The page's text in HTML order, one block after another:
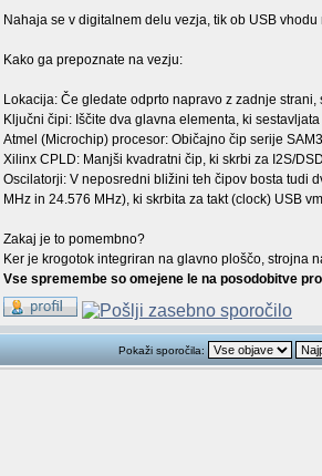
Nahaja se v digitalnem delu vezja, tik ob USB
Kako ga prepoznate na vezju:
Lokacija: Če gledate odprto napravo z zadnje
Ključni čipi: Iščite dva glavna elementa, ki
Atmel (Microchip) procesor: Običajno čip serije
Xilinx CPLD: Manjši kvadratni čip, ki skrbi za I2S/
Oscilatorji: V neposredni bližini teh čipov bosta tudi
MHz in 24.576 MHz), ki skrbita za takt (clock) USB
Zakaj je to pomembno?
Ker je krogotok integriran na glavno ploščo, strojna
Vse spremembe so omejene le na posodobitve
Pokaži sporočila: